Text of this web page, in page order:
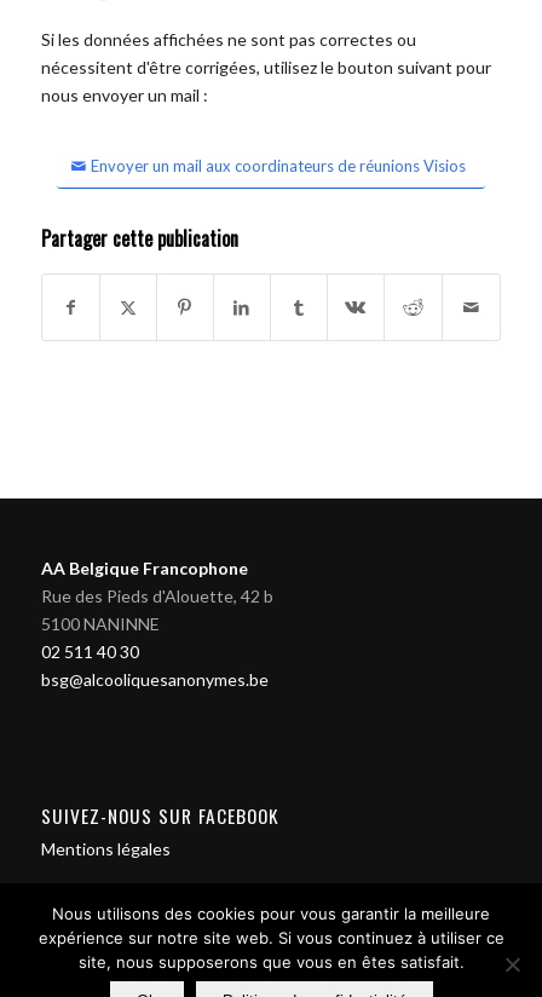
Si les données affichées ne sont pas correctes ou
nécessitent d'être corrigées, utilisez le bouton suivant pour
nous envoyer un mail :
Envoyer un mail aux coordinateurs de réunions Visios
Partager cette publication
AA Belgique Francophone
Rue des Pieds d'Alouette, 42 b
5100 NANINNE
02 511 40 30
bsg@alcooliquesanonymes.be
SUIVEZ-NOUS SUR FACEBOOK
Mentions légales
Nous utilisons des cookies pour vous garantir la meilleure
expérience sur notre site web. Si vous continuez à utiliser ce
site, nous supposerons que vous en êtes satisfait.
Contact us